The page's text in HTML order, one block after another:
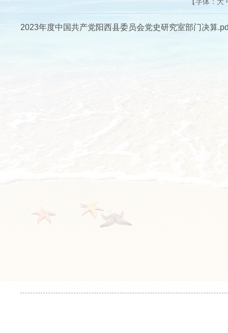
2023年度中国共产党阳西县委员会党史研究室部门决算